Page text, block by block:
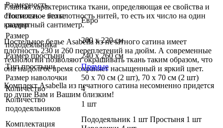
Главная характеристика ткани, определяющая ее свойства и
стоимость – это плотность нитей, то есть их число на один
квадратный сантиметр.
Постельное белье Asabella из печатного сатина имеет
плотность 230 и 260 переплетений на дюйм. А современные
технологии позволяют окрашивать ткань таким образом, что
она на долгое время сохраняет насыщенный и яркий цвет.
Комплект Asabella из печатного сатина несомненно придется
по душе Вам и Вашим близким!
Размерность
Постельное белье
размер
Евро
Размер
пододеяльника
200 х 220 см
Размер простыни
240 х 260 см
Тип простыни
Прямые
Размер наволочки
50 х 70 см (2 шт), 70 х 70 см (2 шт)
Количество
4
Количество
пододеяльников
1 шт
Комплектация
Пододеяльник 1 шт Простыня 1 шт